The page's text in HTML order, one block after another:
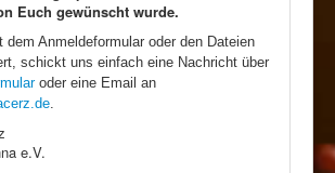
Euch gewünscht wurde.
dem Anmeldeformular oder den Dateien
schickt uns einfach eine Nachricht über
oder eine Email an
e.V.